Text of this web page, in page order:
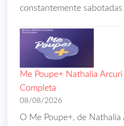
constantemente
Me Poupe+ Nathalia Arcuri
Completa
08/08/2026
O Me Poupe+, de Nathalia